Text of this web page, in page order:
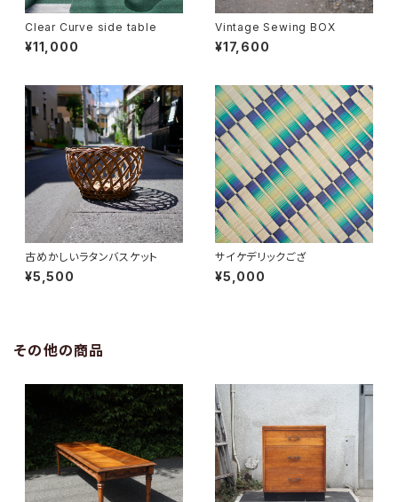
Clear Curve side table
¥11,000
Vintage Sewing BOX
¥17,600
古めかしいラタンバスケット
¥5,500
サイケデリックござ
¥5,000
その他の商品